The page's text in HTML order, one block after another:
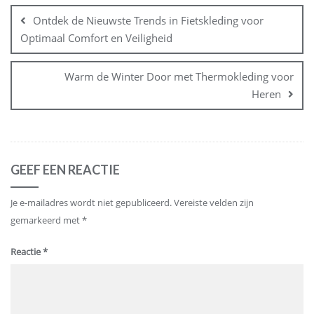
navigatie
Ontdek de Nieuwste Trends in Fietskleding voor
Optimaal Comfort en Veiligheid
Warm de Winter Door met Thermokleding voor
Heren
GEEF EEN REACTIE
Je e-mailadres wordt niet gepubliceerd.Vereiste velden zijn
gemarkeerd met*
Reactie*